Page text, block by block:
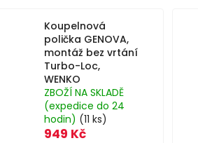
Koupelnová
polička GENOVA,
montáž bez vrtání
Turbo-Loc,
WENKO
ZBOŽÍ NA SKLADĚ
(expedice do 24
hodin) (11 ks)
949 Kč